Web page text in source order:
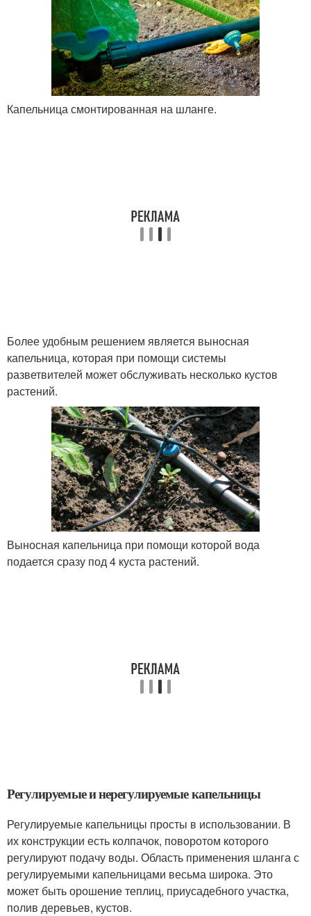
Капельница смонтированная на шланге.
Более удобным решением является выносная
капельница, которая при помощи системы
разветвителей может обслуживать несколько кустов
растений.
Выносная капельница при помощи которой вода
подается сразу под 4 куста растений.
Регулируемые и нерегулируемые капельницы
Регулируемые капельницы просты в использовании. В
их конструкции есть колпачок, поворотом которого
регулируют подачу воды. Область применения шланга с
регулируемыми капельницами весьма широка. Это
может быть орошение теплиц, приусадебного участка,
полив деревьев, кустов.